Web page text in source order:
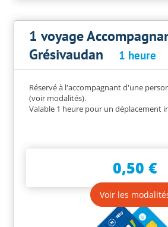
1 voyage
Grésivaudan
1 heure
Réservé à l'accompagnant d'une
(voir modalités).
Valable 1 heure pour un déplacement
0,50 €
Voir les